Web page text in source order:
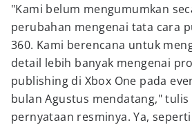
"Kami belum mengumumkan
perubahan mengenai tata cara
360. Kami berencana untuk
detail lebih banyak mengenai
publishing di Xbox One pada
bulan Agustus mendatang,"
pernyataan resminya. Ya,